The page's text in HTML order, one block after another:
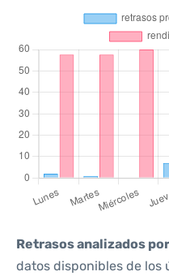
Retrasos analizados
datos disponibles de los